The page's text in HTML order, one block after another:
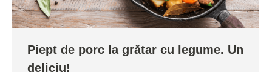
Piept de porc la grătar cu legume. Un
deliciu!